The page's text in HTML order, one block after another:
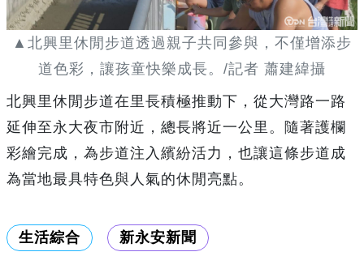
▲北興里休閒步道透過親子共同參與，不僅增添步
道色彩，讓孩童快樂成長。/記者 蕭建緯攝
北興里休閒步道在里長積極推動下，從大灣路一路
延伸至永大夜市附近，總長將近一公里。隨著護欄
彩繪完成，為步道注入繽紛活力，也讓這條步道成
為當地最具特色與人氣的休閒亮點。
生活綜合 新永安新聞